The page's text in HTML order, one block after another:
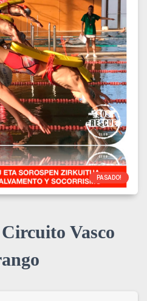
PASADO!
Vasco